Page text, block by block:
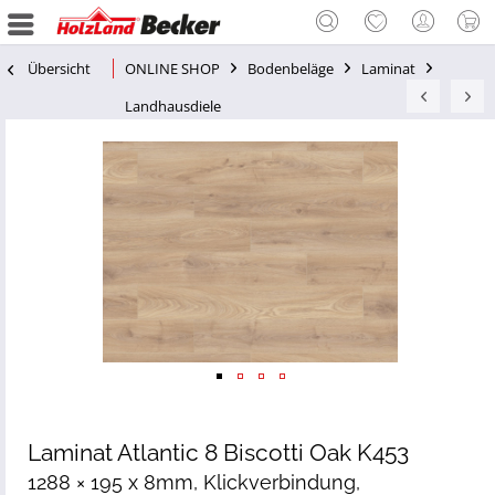
Übersicht ONLINE SHOP Bodenbeläge
Laminat
Landhausdiele
Laminat Atlantic 8 Biscotti Oak K453
1288 × 195 x 8mm, Klickverbindung,